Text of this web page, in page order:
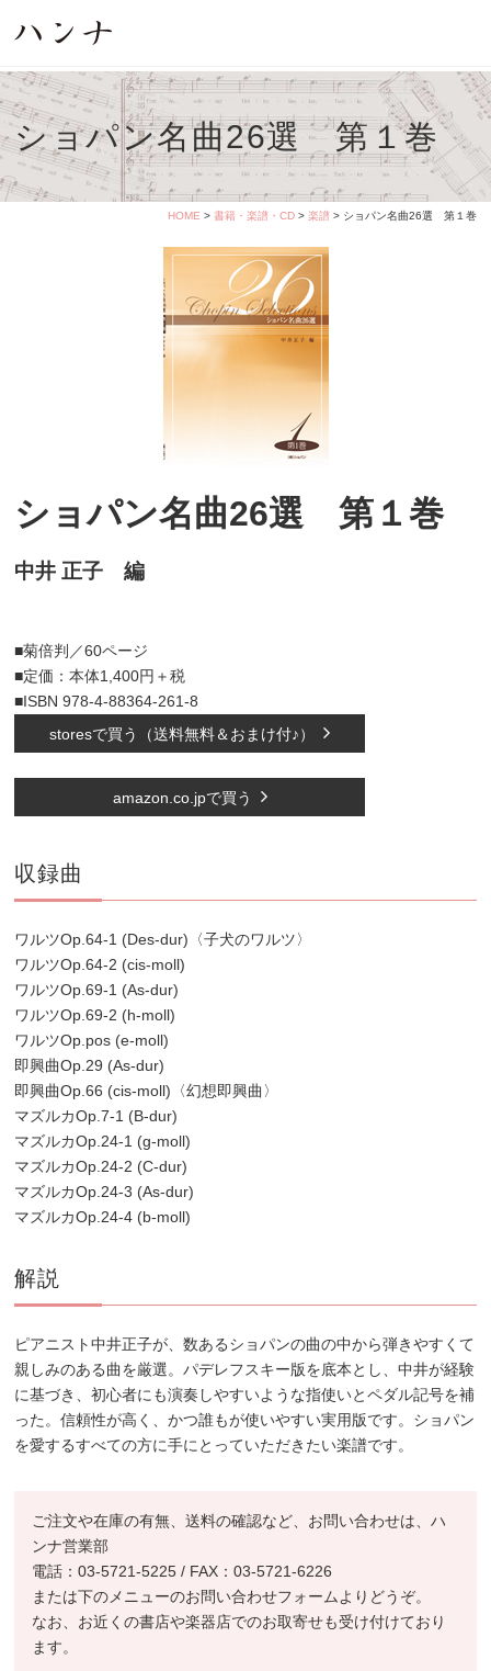
ショパン名曲26選 第１巻
HOME > 書籍・楽譜・CD> 楽譜> ショパン名曲26選 第１巻
ショパン名曲26選 第１巻
中井 正子 編
■菊倍判／60ページ
■定価：本体1,400円＋税
■ISBN 978-4-88364-261-8
storesで買う（送料無料＆おまけ付♪）
amazon.co.jpで買う
収録曲
ワルツOp.64-1 (Des-dur)〈子犬のワルツ〉
ワルツOp.64-2 (cis-moll)
ワルツOp.69-1 (As-dur)
ワルツOp.69-2 (h-moll)
ワルツOp.pos (e-moll)
即興曲Op.29 (As-dur)
即興曲Op.66 (cis-moll)〈幻想即興曲〉
マズルカOp.7-1 (B-dur)
マズルカOp.24-1 (g-moll)
マズルカOp.24-2 (C-dur)
マズルカOp.24-3 (As-dur)
マズルカOp.24-4 (b-moll)
解説
ピアニスト中井正子が、数あるショパンの曲の中から弾きやすくて
親しみのある曲を厳選。パデレフスキー版を底本とし、中井が経験
に基づき、初心者にも演奏しやすいような指使いとペダル記号を補
った。信頼性が高く、かつ誰もが使いやすい実用版です。ショパン
を愛するすべての方に手にとっていただきたい楽譜です。
ご注文や在庫の有無、送料の確認など、お問い合わせは、ハ
ンナ営業部
電話：03-5721-5225 / FAX：03-5721-6226
または下のメニューのお問い合わせフォームよりどうぞ。
なお、お近くの書店や楽器店でのお取寄せも受け付けており
ます。